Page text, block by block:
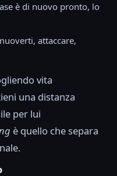
è di nuovo pronto, lo
attaccare,
vita
una distanza
per lui
è quello che separa